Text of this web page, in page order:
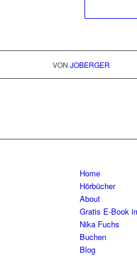
VON JOBERGER
Home
Hörbücher
About
Gratis E-Book
Nika Fuchs
Buchen
Blog